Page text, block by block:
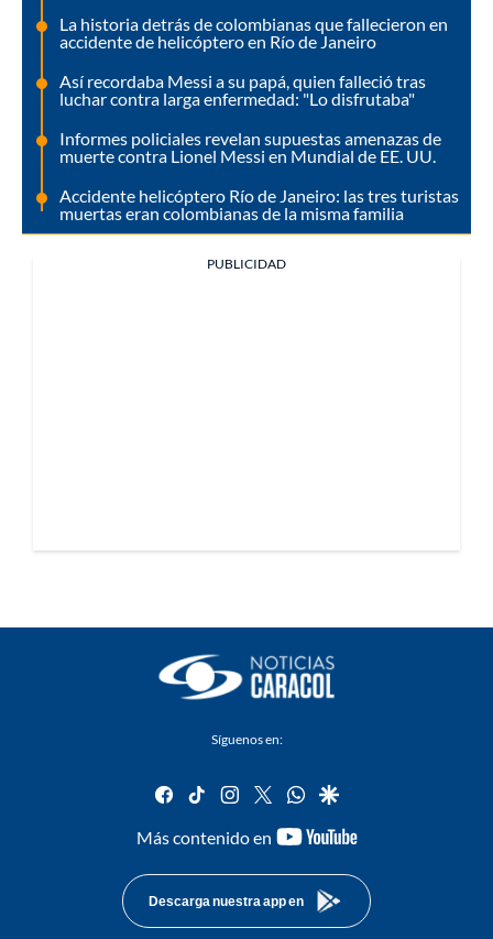
La historia detrás de colombianas que fallecieron en
accidente de helicóptero en Río de Janeiro
Así recordaba Messi a su papá, quien falleció tras
luchar contra larga enfermedad: "Lo disfrutaba"
Informes policiales revelan supuestas amenazas de
muerte contra Lionel Messi en Mundial de EE. UU.
Accidente helicóptero Río de Janeiro: las tres turistas
muertas eran colombianas de la misma familia
PUBLICIDAD
Síguenos en:
facebook
tiktok instagram
twitterwhatsapp
google
Más contenido en
youtube-
Descarga nuestra app en